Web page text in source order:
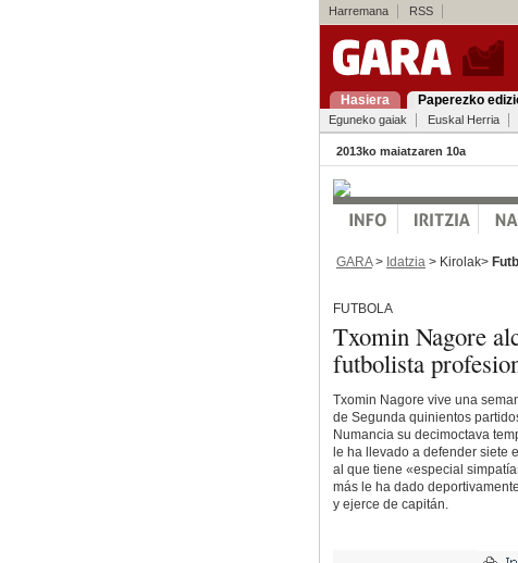
Harremana RSS
Hasiera Paperezko
Eguneko gaiak Euskal Herria
2013ko maiatzaren 10a
GARA> Idatzia > Kirolak>
FUTBOLA
Txomin Nagore
futbolista
Txomin Nagore vive una
de Segunda quinientos
Numancia su decimoctava
le ha llevado a defender siete
al que tiene «especial
más le ha dado
y ejerce de capitán.